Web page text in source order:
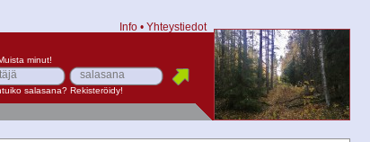
Info • Yhteystiedot
minut!
salasana? Rekisteröidy!